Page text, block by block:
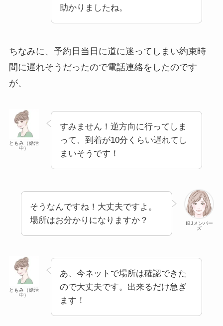
助かりましたね。
ちなみに、予約日当日に道に迷ってしまい約束時
間に遅れそうだったので電話連絡をしたのです
が、
ともみ（婚活
中）
すみません！逆方向に行ってしま
って、到着が10分くらい遅れてし
まいそうです！
IBJメンバー
ズ
そうなんですね！大丈夫ですよ。
場所はお分かりになりますか？
ともみ（婚活
中）
あ、今ネットで場所は確認できた
ので大丈夫です。出来るだけ急ぎ
ます！